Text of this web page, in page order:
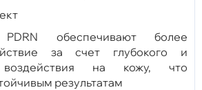
обеспечивают более
за счет глубокого и
воздействия на кожу, что
результатам